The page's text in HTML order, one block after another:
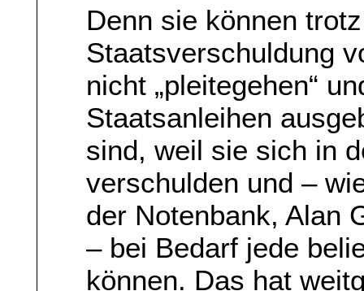
Denn sie können
Staatsverschuldung
nicht „pleitegehen“
Staatsanleihen
sind, weil sie sich in
verschulden und –
der Notenbank, Alan
– bei Bedarf jede
können. Das hat